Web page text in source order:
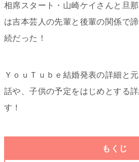
相席スタート・山崎ケイさんと旦
は吉本芸人の先輩と後輩の関係で
続だった！
ＹｏｕＴｕｂｅ結婚発表の詳細と
話や、子供の予定をはじめとする
す！
もくじ